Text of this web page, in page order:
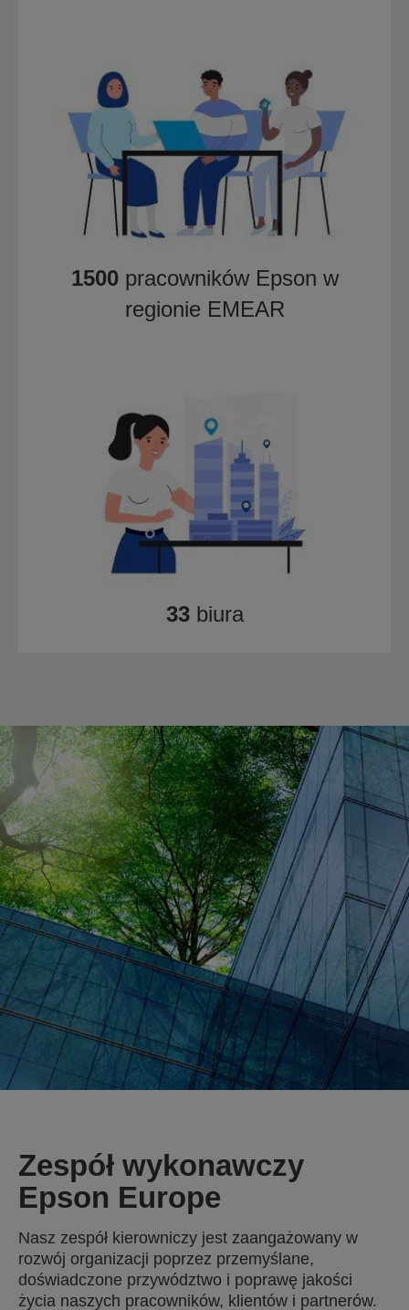
1500pracowników Epson w
regionie EMEAR
33biura
Zespół wykonawczy
Epson Europe
Nasz zespół kierowniczy jest zaangażowany w
rozwój organizacji poprzez przemyślane,
doświadczone przywództwo i poprawę jakości
życia naszych pracowników, klientów i partnerów.